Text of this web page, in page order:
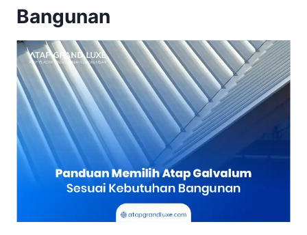
Bangunan